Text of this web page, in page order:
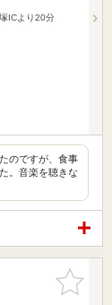
ICより20分
のですが、食事
。音楽を聴きな
お気に入
りに追加